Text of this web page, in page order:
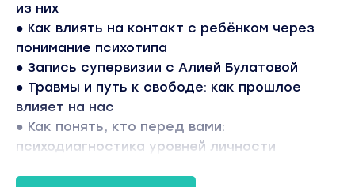
из них
● Как влиять на контакт с ребёнком через
понимание психотипа
● Запись супервизии с Алией Булатовой
● Травмы и путь к свободе: как прошлое
влияет на нас
● Как понять, кто перед вами:
психодиагностика уровней личности